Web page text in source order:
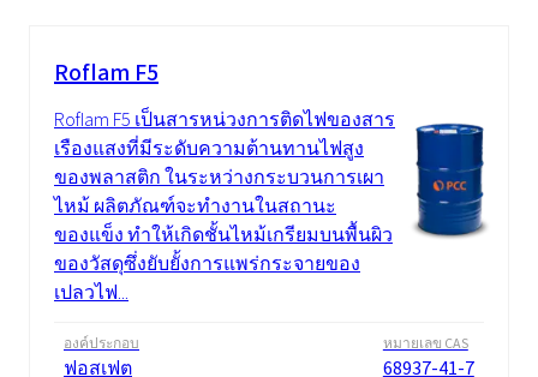
Roflam F5
Roflam F5 เป็นสารหน่วงการติดไฟของสาร
เรืองแสงที่มีระดับความต้านทานไฟสูง
ของพลาสติก ในระหว่างกระบวนการเผา
ไหม้ ผลิตภัณฑ์จะทำงานในสถานะ
ของแข็ง ทำให้เกิดชั้นไหม้เกรียมบนพื้นผิว
ของวัสดุซึ่งยับยั้งการแพร่กระจายของ
เปลวไฟ...
องค์ประกอบ
ฟอสเฟต
หมายเลข CAS
68937-41-7